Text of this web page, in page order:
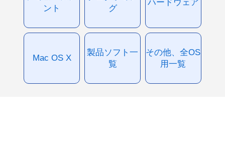
ント
グ
ハードウェア
Mac OS X
製品ソフト一
覧
その他、全OS
用一覧